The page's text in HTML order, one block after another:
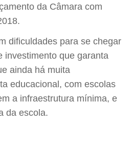
da Câmara com
dificuldades para se chegar
investimento que garanta
ainda há muita
educacional, com escolas
a infraestrutura mínima, e
da escola.